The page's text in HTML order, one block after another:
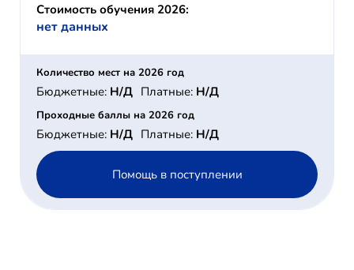
Стоимость обучения 2026:
нет данных
Количество мест на 2026 год
Бюджетные: Н/Д Платные: Н/Д
Проходные баллы на 2026 год
Бюджетные: Н/Д Платные: Н/Д
Помощь в поступлении